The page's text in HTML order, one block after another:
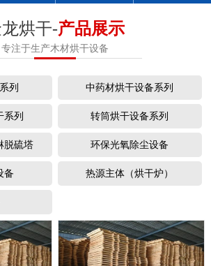
烘干-产品展示
专注于生产木材烘干设备
列 中药材烘干设备系列
系列 转筒烘干设备系列
脱硫塔 环保光氧除尘设备
备 热源主体（烘干炉）